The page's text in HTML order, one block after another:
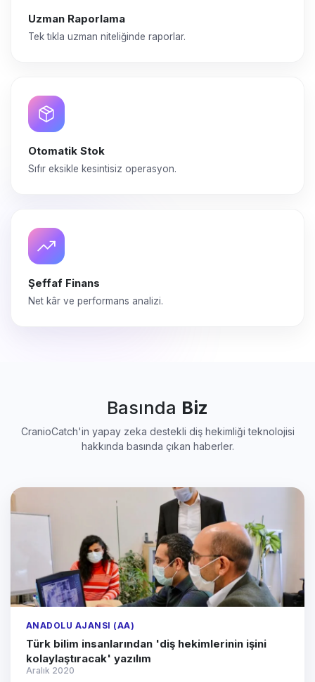
Uzman Raporlama
Tek tıkla uzman niteliğinde raporlar.
Otomatik Stok
Sıfır eksikle kesintisiz operasyon.
Şeffaf Finans
Net kâr ve performans analizi.
Basında Biz
CranioCatch'in yapay zeka destekli diş hekimliği teknolojisi
hakkında basında çıkan haberler.
ANADOLU AJANSI (AA)
Türk bilim insanlarından 'diş hekimlerinin işini
kolaylaştıracak' yazılım
Aralık 2020